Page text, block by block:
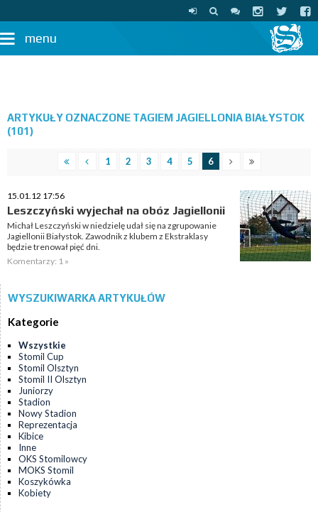
menu
ARTYKUŁY OZNACZONE TAGIEM JAGIELLONIA BIAŁYSTOK
(101)
1 2 3 4 5 6
15.01.12 17:56
Leszczyński wyjechał na obóz Jagiellonii
Michał Leszczyński w niedzielę udał się na zgrupowanie
Jagiellonii Białystok. Zawodnik z klubem z Ekstraklasy
będzie trenował pięć dni.
Komentarzy: 1 »
WYSZUKIWARKA ARTYKUŁÓW
Kategorie
Wszystkie
Stomil Cup
Stomil Olsztyn
Stomil II Olsztyn
Juniorzy
Stadion
Nowy Stadion
Reprezentacja
Kibice
Inne
OKS Stomilowcy
MOKS Stomil
Koszykówka
Kobiety